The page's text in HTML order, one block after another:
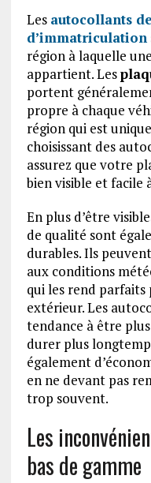
Les autocollants
d’immatriculation
région à laquelle
appartient. Les
portent
propre à chaque
région qui est
choisissant des
assurez que votre
bien visible et facile
En plus d’être
de qualité sont
durables. Ils
aux conditions
qui les rend
extérieur. Les
tendance à être
durer plus
également
en ne devant pas
trop souvent.
Les
bas de gamme